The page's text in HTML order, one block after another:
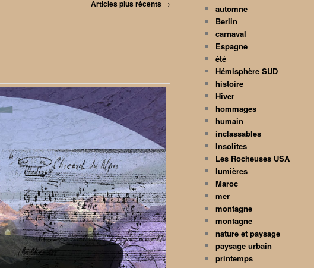
Articles plus récents →
automne
Berlin
carnaval
Espagne
été
Hémisphère SUD
histoire
Hiver
hommages
humain
inclassables
Insolites
Les Rocheuses USA
lumières
Maroc
mer
montagne
montagne
nature et paysage
paysage urbain
printemps